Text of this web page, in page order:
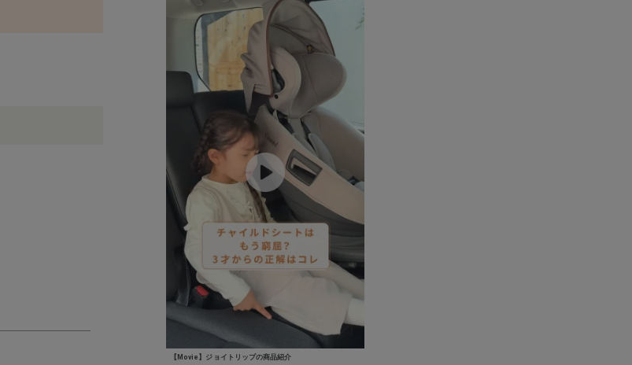
【Movie】ジョイトリップの商品紹介